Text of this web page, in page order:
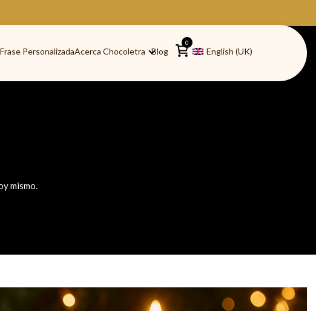
PersonalizadaAcerca Chocoletra Blog
0
English (UK)
mismo.